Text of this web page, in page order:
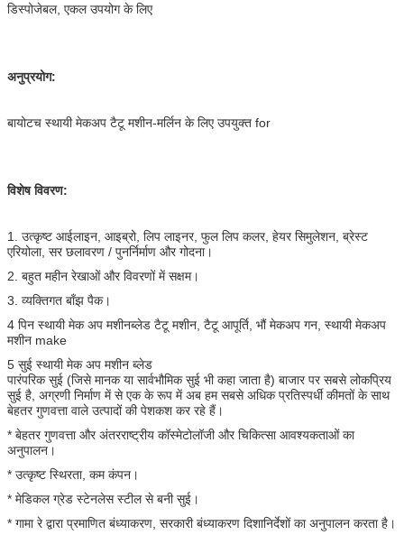
डिस्पोजेबल, एकल उपयोग के लिए
अनुप्रयोग:
बायोटच स्थायी मेकअप टैटू मशीन-मर्लिन के लिए उपयुक्त for
विशेष विवरण:
1. उत्कृष्ट आईलाइन, आइब्रो, लिप लाइनर, फुल लिप कलर, हेयर सिमुलेशन, ब्रेस्ट
एरियोला, सर छलावरण / पुनर्निर्माण और गोदना।
2. बहुत महीन रेखाओं और विवरणों में सक्षम।
3. व्यक्तिगत बाँझ पैक।
4 पिन स्थायी मेक अप मशीनब्लेड टैटू मशीन, टैटू आपूर्ति, भौं मेकअप गन, स्थायी मेकअप
मशीन make
5 सुई स्थायी मेक अप मशीन ब्लेड
पारंपरिक सुई (जिसे मानक या सार्वभौमिक सुई भी कहा जाता है) बाजार पर सबसे लोकप्रिय
सुई है, अग्रणी निर्माण में से एक के रूप में अब हम सबसे अधिक प्रतिस्पर्धी कीमतों के साथ
बेहतर गुणवत्ता वाले उत्पादों की पेशकश कर रहे हैं।
* बेहतर गुणवत्ता और अंतरराष्ट्रीय कॉस्मेटोलॉजी और चिकित्सा आवश्यकताओं का
अनुपालन।
* उत्कृष्ट स्थिरता, कम कंपन।
* मेडिकल ग्रेड स्टेनलेस स्टील से बनी सुई।
* गामा रे द्वारा प्रमाणित बंध्याकरण, सरकारी बंध्याकरण दिशानिर्देशों का अनुपालन करता है।